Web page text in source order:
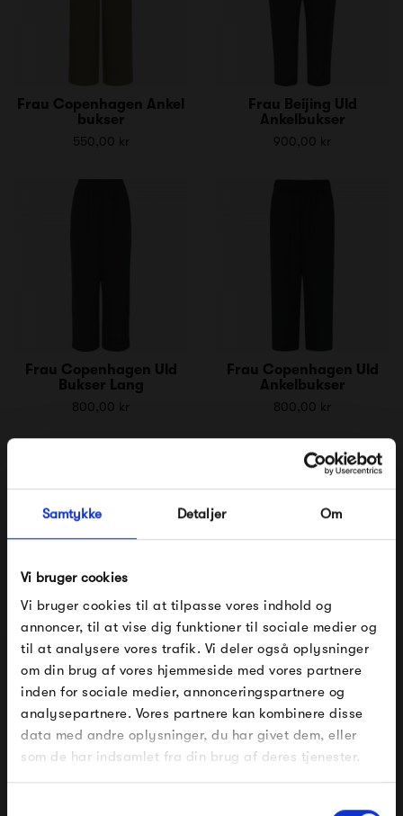
Samtykke Detaljer Om
Vi bruger cookies
Vi bruger cookies til at tilpasse vores indhold og
annoncer, til at vise dig funktioner til sociale medier og
til at analysere vores trafik. Vi deler også oplysninger
om din brug af vores hjemmeside med vores partnere
inden for sociale medier, annonceringspartnere og
analysepartnere. Vores partnere kan kombinere disse
data med andre oplysninger, du har givet dem, eller
som de har indsamlet fra din brug af deres tjenester.
Frau Copenhagen Ankel
bukser
550,00 kr
Frau Beijing Uld
Ankelbukser
900,00 kr
Frau Copenhagen Uld
Bukser Lang
800,00 kr
Frau Copenhagen Uld
Ankelbukser
800,00 kr
Frau Milano Uld
Ankelbukser
800,00 kr
Frau Oslo Uld Bukser
800,00 kr
FÅ 10% PÅ DIN NÆSTE ORDRE
Indtast din e-mail, så sender vi rabatkoden til dig på
mail. Minimumsbeløb er 499 kr. for at indløse
rabatten.
Gælder ikke på produkter fra Fermob, File Under